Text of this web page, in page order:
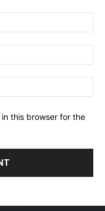
this browser for the